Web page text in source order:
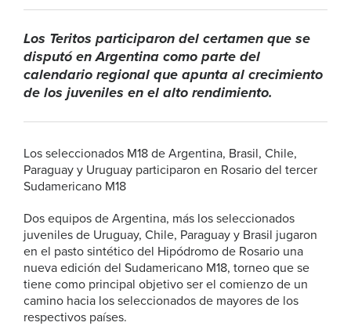
Los Teritos participaron del certamen que se
disputó en Argentina como parte del
calendario regional que apunta al crecimiento
de los juveniles en el alto rendimiento.
Los seleccionados M18 de Argentina, Brasil, Chile,
Paraguay y Uruguay participaron en Rosario del tercer
Sudamericano M18
Dos equipos de Argentina, más los seleccionados
juveniles de Uruguay, Chile, Paraguay y Brasil jugaron
en el pasto sintético del Hipódromo de Rosario una
nueva edición del Sudamericano M18, torneo que se
tiene como principal objetivo ser el comienzo de un
camino hacia los seleccionados de mayores de los
respectivos países.